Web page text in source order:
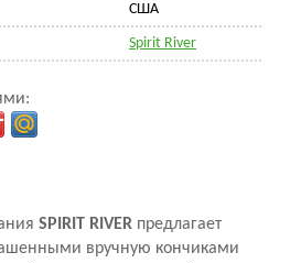
CША
Spirit River
SPIRIT RIVER предлагает
вручную кончиками